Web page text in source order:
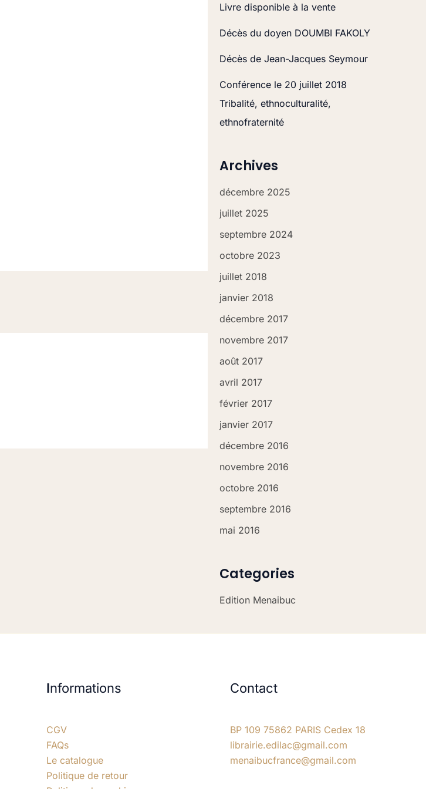
r
e
r
Livre disponible à la vente
Décès du doyen DOUMBI FAKOLY
Décès de Jean-Jacques Seymour
Conférence le 20 juillet 2018
Tribalité, ethnoculturalité,
ethnofraternité
Archives
décembre 2025
juillet 2025
septembre 2024
octobre 2023
juillet 2018
janvier 2018
décembre 2017
novembre 2017
août 2017
avril 2017
février 2017
janvier 2017
décembre 2016
novembre 2016
octobre 2016
septembre 2016
mai 2016
Categories
Edition Menaibuc
Informations
CGV
FAQs
Le catalogue
Politique de retour
Contact
BP 109 75862 PARIS Cedex 18
librairie.edilac@gmail.com
menaibucfrance@gmail.com